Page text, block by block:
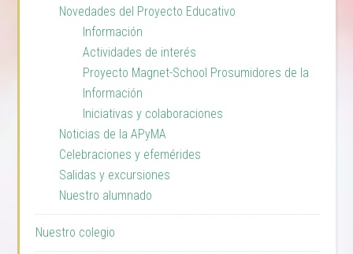
Novedades del Proyecto Educativo
Información
Actividades de interés
Proyecto Magnet-School Prosumidores de la
Información
Iniciativas y colaboraciones
Noticias de la APyMA
Celebraciones y efemérides
Salidas y excursiones
Nuestro alumnado
Nuestro colegio